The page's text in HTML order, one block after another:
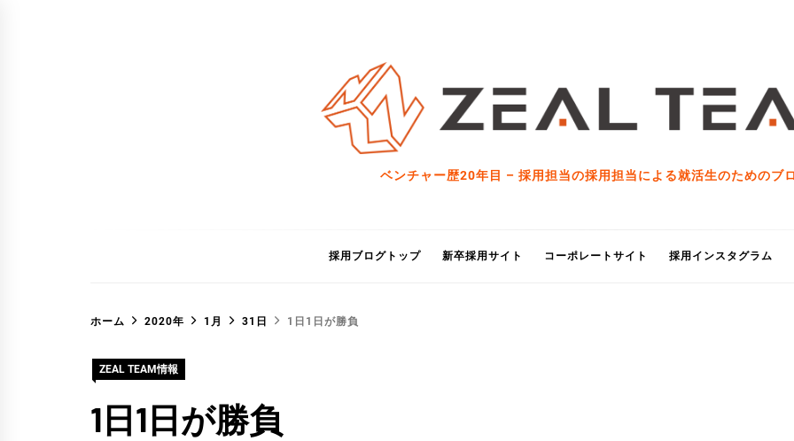
ベンチャー歴20年目 – 採用担当の採用担当による就活生のためのブ
採用ブログトップ 新卒採用サイト コーポレートサイト 採用インスタグラム
ホーム 2020年 1月 31日 1日1日が勝負
ZEAL TEAM情報
1日1日が勝負